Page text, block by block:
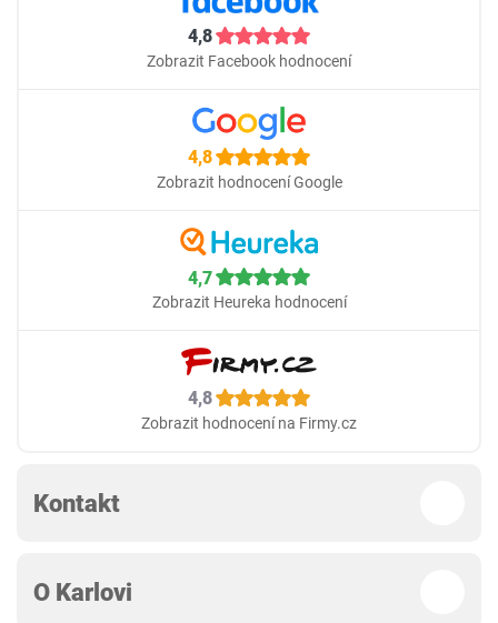
4,8
Zobrazit Facebook hodnocení
4,8
Zobrazit hodnocení Google
4,7
Zobrazit Heureka hodnocení
4,8
Zobrazit hodnocení na Firmy.cz
Kontakt
O Karlovi